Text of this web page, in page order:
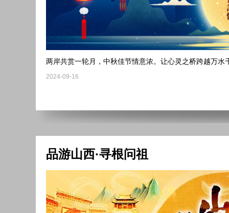
两岸共赏一轮月，中秋佳节情意浓。让心灵之桥跨越万
2024-09-16
品游山西·寻根问祖